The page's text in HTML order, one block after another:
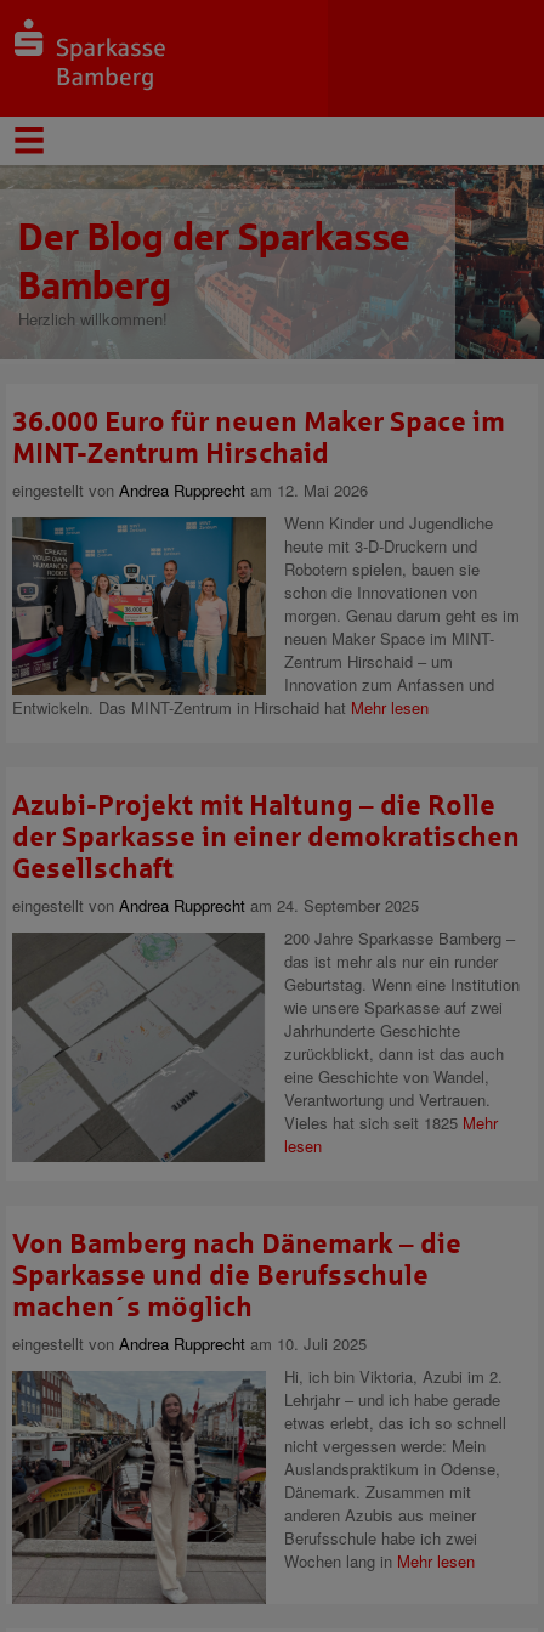
Der Blog der Sparkasse
Bamberg
Herzlich willkommen!
36.000 Euro für neuen Maker Space im
MINT-Zentrum Hirschaid
eingestellt von Andrea Rupprecht am 12. Mai 2026
Wenn Kinder und Jugendliche
heute mit 3‑D‑Druckern und
Robotern spielen, bauen sie
schon die Innovationen von
morgen. Genau darum geht es im
neuen Maker Space im MINT-
Zentrum Hirschaid – um
Innovation zum Anfassen und
Entwickeln. Das MINT-Zentrum in Hirschaid hat Mehr lesen
Azubi-Projekt mit Haltung – die Rolle
der Sparkasse in einer demokratischen
Gesellschaft
eingestellt von Andrea Rupprecht am 24. September 2025
200 Jahre Sparkasse Bamberg –
das ist mehr als nur ein runder
Geburtstag. Wenn eine Institution
wie unsere Sparkasse auf zwei
Jahrhunderte Geschichte
zurückblickt, dann ist das auch
eine Geschichte von Wandel,
Verantwortung und Vertrauen.
Vieles hat sich seit 1825 Mehr
lesen
Von Bamberg nach Dänemark – die
Sparkasse und die Berufsschule
machen´s möglich
eingestellt von Andrea Rupprecht am 10. Juli 2025
Hi, ich bin Viktoria, Azubi im 2.
Lehrjahr – und ich habe gerade
etwas erlebt, das ich so schnell
nicht vergessen werde: Mein
Auslandspraktikum in Odense,
Dänemark. Zusammen mit
anderen Azubis aus meiner
Berufsschule habe ich zwei
Wochen lang in Mehr lesen